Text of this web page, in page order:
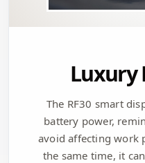
Luxury
The RF30 smart
battery power,
avoid affecting work
the same time, it